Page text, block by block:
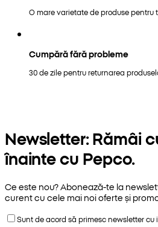
O mare varietate de produse pentru
Cumpără fără probleme
30 de zile pentru returnarea
Newsletter: Rămâi
înainte cu Pepco.
Ce este nou? Abonează-te la
curent cu cele mai noi oferte și
Sunt de acord să primesc newsletter cu